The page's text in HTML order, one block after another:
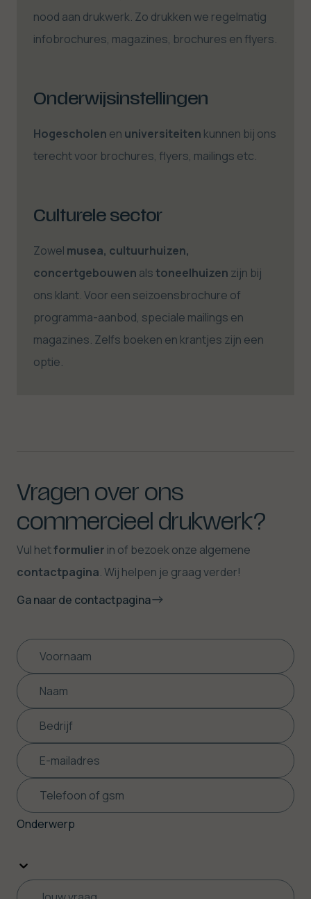
nood aan drukwerk. Zo drukken we regelmatig
infobrochures, magazines, brochures en flyers.
Onderwijsinstellingen
Hogescholen en universiteiten kunnen bij ons
terecht voor brochures, flyers, mailings etc.
Culturele sector
Zowel musea, cultuurhuizen,
concertgebouwen alstoneelhuizen zijn bij
ons klant. Voor een seizoensbrochure of
programma-aanbod, speciale mailings en
magazines. Zelfs boeken en krantjes zijn een
optie.
Vragen over ons
commercieel drukwerk?
Vul hetformulier in of bezoek onze algemene
contactpagina. Wij helpen je graag verder!
Ga naar de contactpagina
Onderwerp